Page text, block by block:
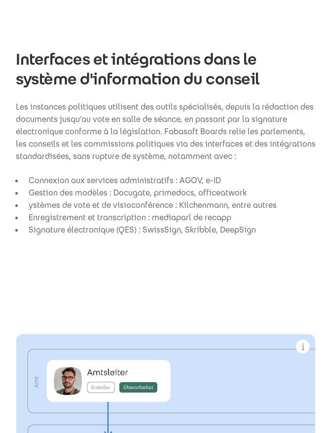
Interfaces et intégrations dans le
système d'information du conseil
Les instances politiques utilisent des outils spécialisés, depuis la rédaction des
documents jusqu'au vote en salle de séance, en passant par la signature
électronique conforme à la législation. Fabasoft Boards relie les parlements,
les conseils et les commissions politiques via des interfaces et des intégrations
standardisées, sans rupture de système, notamment avec :
Connexion aux services administratifs : AGOV, e-ID
Gestion des modèles : Docugate, primedocs, officeatwork
ystèmes de vote et de visioconférence : Kilchenmann, entre autres
Enregistrement et transcription : mediaparl de recapp
Signature électronique (QES) : SwissSign, Skribble, DeepSign